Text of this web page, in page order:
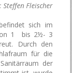
Steffen Fleischer
sich im
1 bis 2½- 3
Durch den
für die
der